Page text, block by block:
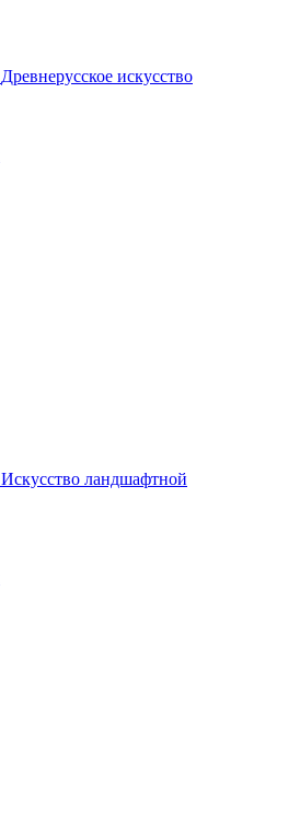
Древнерусское искусство
Искусство ландшафтной